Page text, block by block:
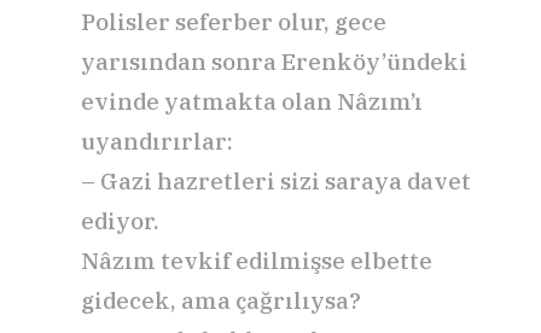
Polisler seferber olur, gece
yarısından sonra Erenköy’ündeki
evinde yatmakta olan Nâzım’ı
uyandırırlar:
– Gazi hazretleri sizi saraya davet
ediyor.
Nâzım tevkif edilmişse elbette
gidecek, ama çağrılıysa?